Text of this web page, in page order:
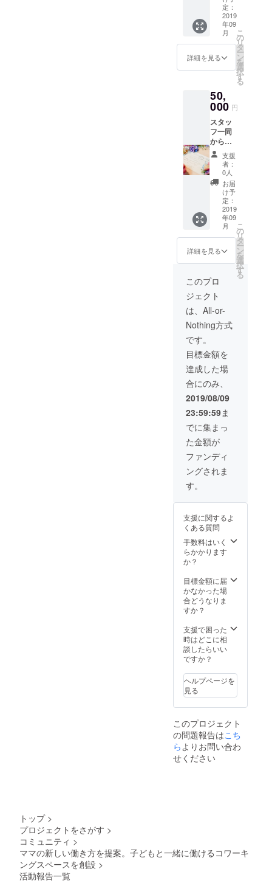
ありま
すの
で、ご
了承く
ださ
い。 ご
500円単
りま
す。お
出ませ
ん。 ※
有効期
限1年
共に、
ご支援
者の利
用者様
への
メッ
す。
（1年
間） ※
支援
時、必
ず備考
欄にご
希望の
お名前
をご記
入くだ
さい。
また、
ロゴ入
りトー
トバッ
グをプ
利用く
ださ
い。 ・
コワー
キング
スペー
ス利用
券 ※
売、物
販、イ
ベント
会費、
にはご
利用で
きませ
育園一
時保育
利用券
（8か
月-2歳
児ま
で）
※園児の
空きが
みの利
用とな
りま
す。要
予約 ※
入会手
用が別
途にか
かる場
合があ
りま
す。ご
了承く
ださ
い。ご
利用は
500円単
位とな
りま
出ませ
ん。 ※
有効期
限1年
定：
2019
年09
月
詳細を見る
こ
の
リ
タ
ー
ン
を
選
択
す
る
50,
000 円
スタッ
フ一同
からの
お礼の
お手紙
とオリ
ジナル
ステッ
カー、
利用者
様から
のご意
見や感
想も送
ります
（2
回）。
また、
施設内
に、ご
支援者
のお名
（頂け
た場合
に）の
掲載と
共に、
ご支援
者の利
用者様
への
メッ
セージ
を掲載
します
支援
ず備考
欄にご
希望の
お名前
をご記
さい。
さら
に、ロ
ゴ入り
バッグ
とオリ
ジナル
Ｔシャ
ゼント
（ご希
望のサ
イズ
,LL)、色
（ピン
ク、水
色，
白）を
支援
者：
0人
お届
け予
定：
2019
年09
月
詳細を見る
こ
の
リ
タ
ー
ン
を
選
択
す
る
このプロ
ジェクト
は、All-or-
Nothing方式
です。
目標金額を
達成した場
合にのみ、
2019/08/09
23:59:59ま
でに集まっ
た金額が
ファンディ
ングされま
す。
支援に関するよ
くある質問
手数料はいく
らかかります
か？
目標金額に届
かなかった場
合どうなりま
すか？
支援で困った
時はどこに相
談したらいい
ですか？
ヘルプページを
見る
このプロジェクト
の問題報告はこち
らよりお問い合わ
せください
トップ >
プロジェクトをさがす >
コミュニティ >
ママの新しい働き方を提案。子どもと一緒に働けるコワーキ
ングスペースを創設 >
活動報告一覧